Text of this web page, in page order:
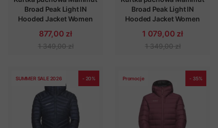
Broad Peak Light IN
Hooded Jacket Women
877,00 zł
1 349,00 zł
Broad Peak Light IN
Hooded Jacket Women
1 079,00 zł
1 349,00 zł
SUMMER SALE 2026 - 20% Promocje - 35%